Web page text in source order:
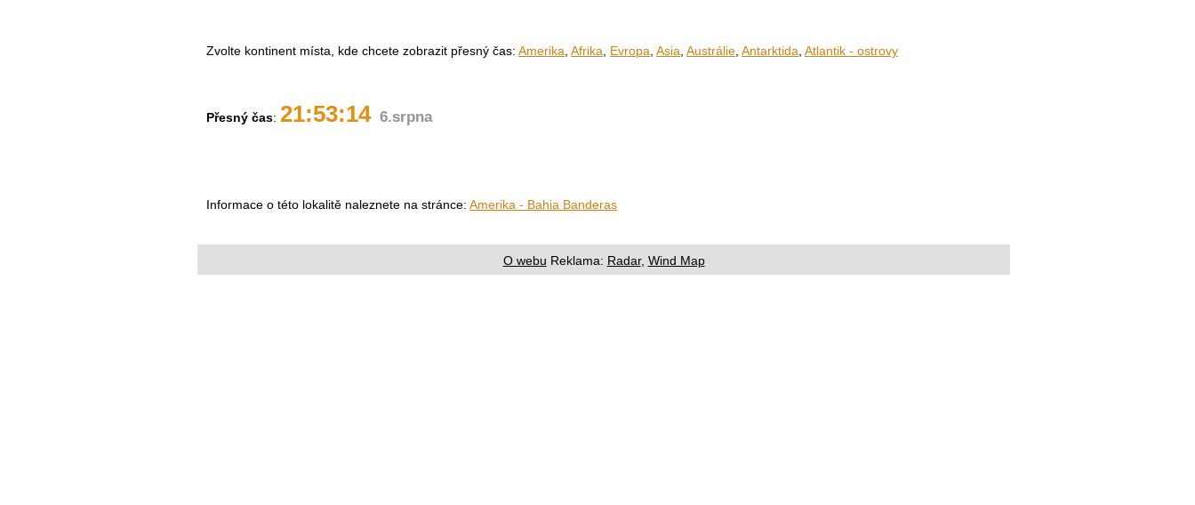
Zvolte kontinent místa, kde chcete zobrazit přesný čas: Amerika, Afrika, Evropa, Asia, Austrálie, Antarktida, Atlantik - ostrovy
Přesný čas: 21:53:14 6.srpna
Informace o této lokalitě naleznete na stránce: Amerika - Bahia Banderas
O webu Reklama: Radar, Wind Map